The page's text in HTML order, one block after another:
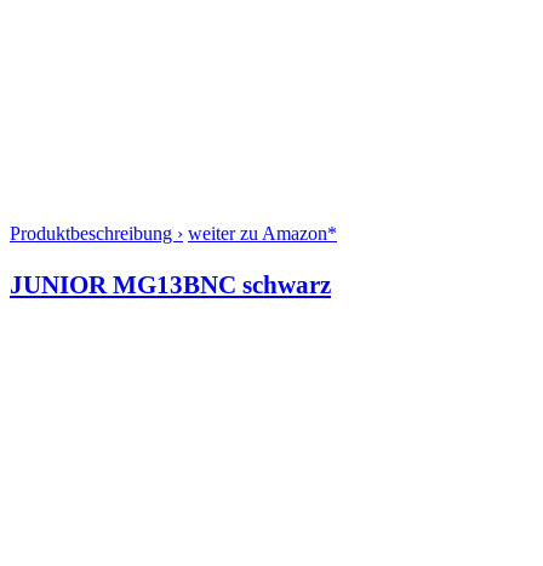
Produktbeschreibung › weiter zu Amazon*
JUNIOR MG13BNC schwarz